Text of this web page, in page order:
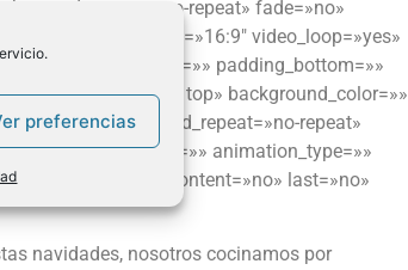
preferencias
repeat» fade=»no»
video_aspect_ratio=»16:9″ video_loop=»yes»
padding_top=»» padding_bottom=»»
top» background_color=»»
background_repeat=»no-repeat»
class=»» id=»» animation_type=»»
visibility» center_content=»no» last=»no»
navidades, nosotros cocinamos por